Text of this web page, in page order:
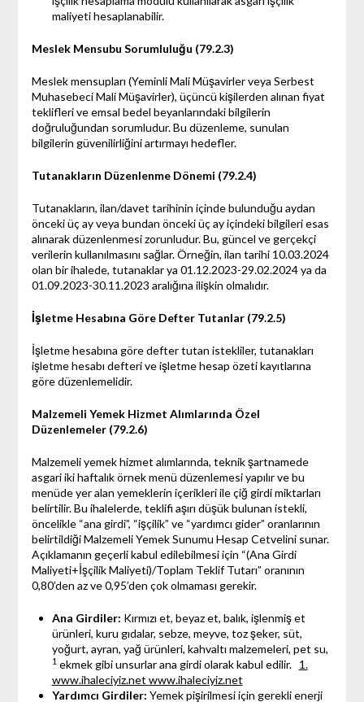
maliyeti hesaplanabilir.
Meslek Mensubu Sorumluluğu (79.2.3)
Meslek mensupları (Yeminli Mali Müşavirler veya Serbest
Muhasebeci Mali Müşavirler), üçüncü kişilerden alınan fiyat
teklifleri ve emsal bedel beyanlarındaki bilgilerin
doğruluğundan sorumludur. Bu düzenleme, sunulan
bilgilerin güvenilirliğini artırmayı hedefler.
Tutanakların Düzenlenme Dönemi (79.2.4)
Tutanakların, ilan/davet tarihinin içinde bulunduğu aydan
önceki üç ay veya bundan önceki üç ay içindeki bilgileri esas
alınarak düzenlenmesi zorunludur. Bu, güncel ve gerçekçi
verilerin kullanılmasını sağlar. Örneğin, ilan tarihi 10.03.2024
olan bir ihalede, tutanaklar ya 01.12.2023-29.02.2024 ya da
01.09.2023-30.11.2023 aralığına ilişkin olmalıdır.
İşletme Hesabına Göre Defter Tutanlar (79.2.5)
İşletme hesabına göre defter tutan istekliler, tutanakları
işletme hesabı defteri ve işletme hesap özeti kayıtlarına
göre düzenlemelidir.
Malzemeli Yemek Hizmet Alımlarında Özel
Düzenlemeler (79.2.6)
Malzemeli yemek hizmet alımlarında, teknik şartnamede
asgari iki haftalık örnek menü düzenlemesi yapılır ve bu
menüde yer alan yemeklerin içerikleri ile çiğ girdi miktarları
belirtilir. Bu ihalelerde, teklifi aşırı düşük bulunan istekli,
öncelikle “ana girdi”, “işçilik” ve “yardımcı gider” oranlarının
belirtildiği Malzemeli Yemek Sunumu Hesap Cetvelini sunar.
Açıklamanın geçerli kabul edilebilmesi için “(Ana Girdi
Maliyeti+İşçilik Maliyeti)/Toplam Teklif Tutarı” oranının
0,80’den az ve 0,95’den çok olmaması gerekir.
Ana Girdiler: Kırmızı et, beyaz et, balık, işlenmiş et
ürünleri, kuru gıdalar, sebze, meyve, toz şeker, süt,
yoğurt, ayran, yağ ürünleri, kahvaltı malzemeleri, pet su,
1ekmek gibi unsurlar ana girdi olarak kabul edilir. 1.
www.ihaleciyiz.net www.ihaleciyiz.net
Yardımcı Girdiler: Yemek pişirilmesi için gerekli enerji